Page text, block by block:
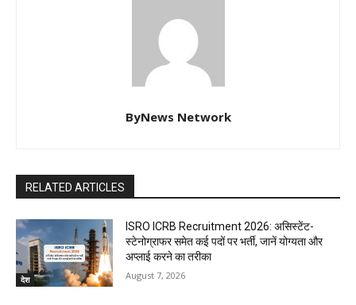
ByNews Network
RELATED ARTICLES
देश
ISRO ICRB Recruitment 2026: असिस्टेंट-
स्टेनोग्राफर समेत कई पदों पर भर्ती, जानें योग्यता और
अप्लाई करने का तरीका
August 7, 2026